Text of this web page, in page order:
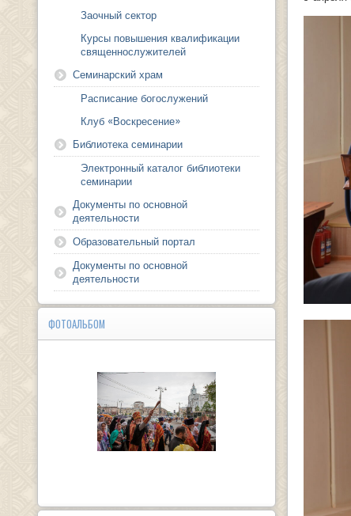
Заочный сектор
Курсы повышения квалификации
священнослужителей
Семинарский храм
Расписание богослужений
Клуб «Воскресение»
Библиотека семинарии
Электронный каталог библиотеки
семинарии
Документы по основной
деятельности
Образовательный портал
Документы по основной
деятельности
ФОТОАЛЬБОМ